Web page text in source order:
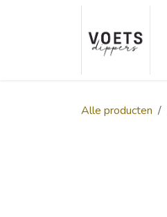
Overslaan naar inhoud
Alle producten